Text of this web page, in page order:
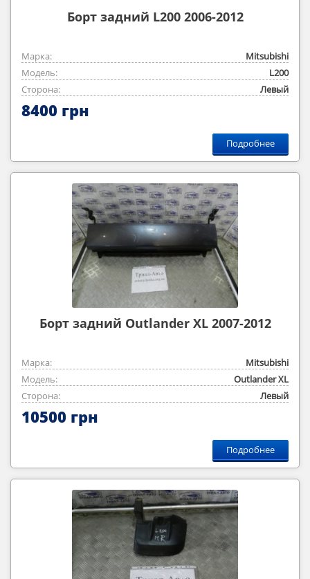
Борт задний L200 2006-2012
Марка:
Mitsubishi
Модель:
L200
Сторона:
Левый
8400 грн
Подробнее
Борт задний Outlander XL 2007-2012
Марка:
Mitsubishi
Модель:
Outlander ‎XL
Сторона:
Левый
10500 грн
Подробнее